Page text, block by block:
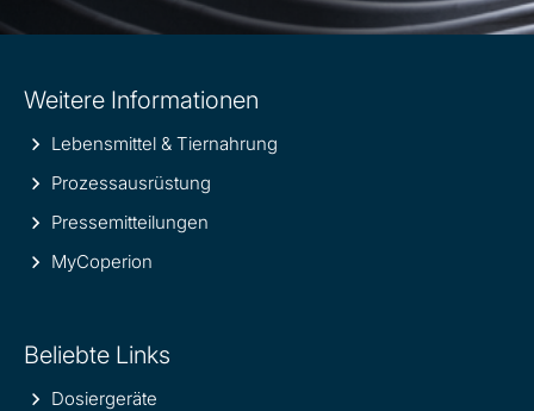
information
Weitere Informationen
Lebensmittel & Tiernahrung
Prozessausrüstung
Pressemitteilungen
MyCoperion
Beliebte Links
Dosiergeräte